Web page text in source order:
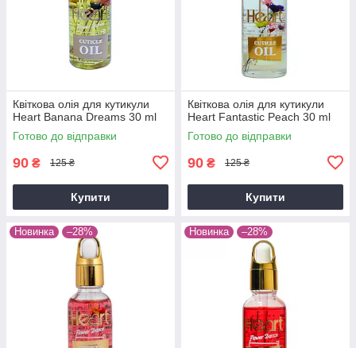
Квіткова олія для кутикули
Heart Banana Dreams 30 ml
Готово до відправки
90 ₴ 125 ₴
Купити
Квіткова олія для кутикули
Heart Fantastic Peach 30 ml
Готово до відправки
90 ₴ 125 ₴
Купити
Новинка –28% Новинка –28%